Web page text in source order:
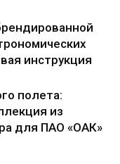
инструкция
полета:
из
для ПАО «ОАК»